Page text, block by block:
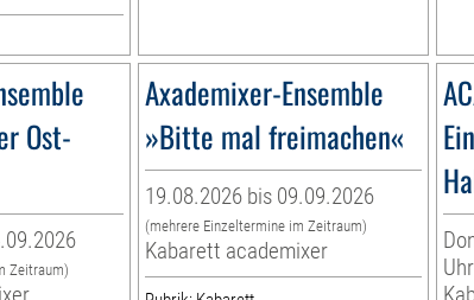
Ost-
Zeitraum)
Axademixer-Ensemble
»Bitte mal freimachen«
19.08.2026 bis 09.09.2026
(mehrere Einzeltermine im Zeitraum)
Kabarett academixer
Uhr